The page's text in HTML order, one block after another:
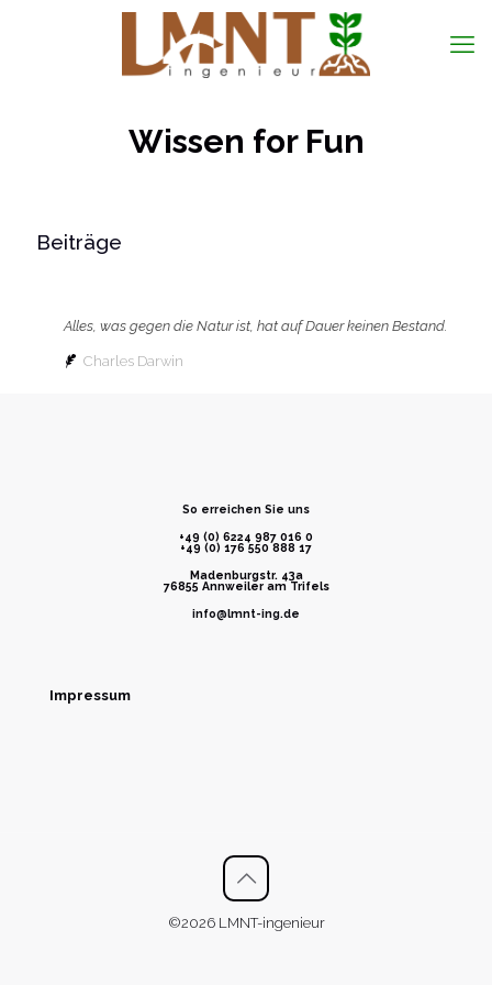
Wissen for Fun
Beiträge
Alles, was gegen die Natur ist, hat auf Dauer keinen Bestand.
Charles Darwin
So erreichen Sie uns
+49 (0) 6224 987 016 0
+49 (0) 176 550 888 17
Madenburgstr. 43a
76855 Annweiler am Trifels
info@lmnt-ing.de
Impressum
©2026 LMNT-ingenieur